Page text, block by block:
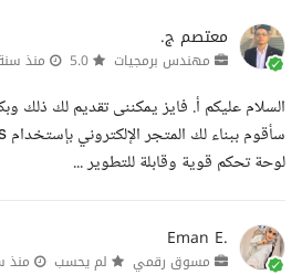
معتصم ج.
مهندس برمجيات منذ
السلام عليكم أ. فايز يمكننى تقديم لك ذلك
لوحة تحكم قوية وقابلة للتطوير ...
Eman E.
مسوق رقمي لم يحسب منذ